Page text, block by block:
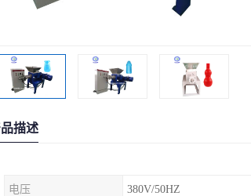
描述
电压 380V/50HZ